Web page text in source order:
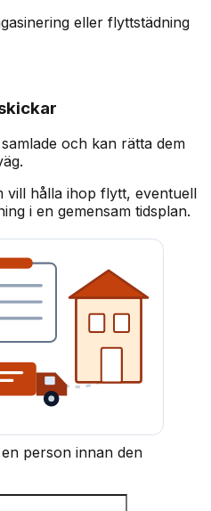
eller flyttstädning
och kan rätta dem
vill hålla ihop flytt, eventuell
i en gemensam tidsplan.
person innan den